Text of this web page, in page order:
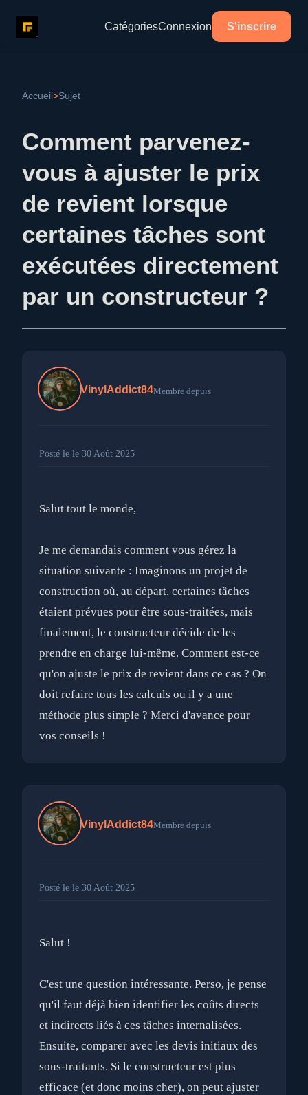
CatégoriesConnexion S'inscrire
Accueil>Sujet
Comment parvenez-
vous à ajuster le prix
de revient lorsque
certaines tâches sont
exécutées directement
par un constructeur ?
VinylAddict84Membre depuis
Posté le le 30 Août 2025
Salut tout le monde,
Je me demandais comment vous gérez la
situation suivante : Imaginons un projet de
construction où, au départ, certaines tâches
étaient prévues pour être sous-traitées, mais
finalement, le constructeur décide de les
prendre en charge lui-même. Comment est-ce
qu'on ajuste le prix de revient dans ce cas ? On
doit refaire tous les calculs ou il y a une
méthode plus simple ? Merci d'avance pour
VinylAddict84Membre depuis
Posté le le 30 Août 2025
Salut !
C'est une question intéressante. Perso, je pense
qu'il faut déjà bien identifier les coûts directs
et indirects liés à ces tâches internalisées.
Ensuite, comparer avec les devis initiaux des
sous-traitants. Si le constructeur est plus
efficace (et donc moins cher), on peut ajuster